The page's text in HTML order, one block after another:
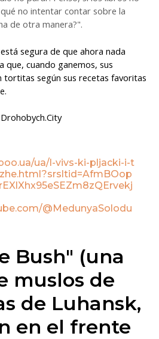
no intentar contar sobre la
de otra manera?".
segura de que ahora nada
que, cuando ganemos, sus
tortitas según sus recetas favoritas
ua/l-vivs-ki-pljacki-i-t
@MedunyaSolodu
Bush" (una
muslos de
de Luhansk,
en el frente